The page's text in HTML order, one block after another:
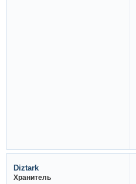
Diztark
Хранитель